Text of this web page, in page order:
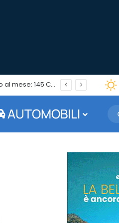
Alfa Romeo Junior Ibrida da 159 euro al mese: 145 CV e 5.000 euro di vantaggi ad agosto
AUTOMOBILI